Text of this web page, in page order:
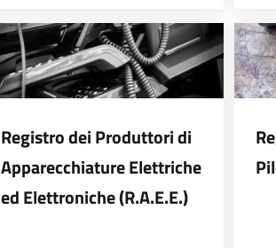
Registro dei Produttori di
Apparecchiature Elettriche
ed Elettroniche (R.A.E.E.)